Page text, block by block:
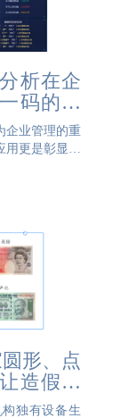
析在企
码的魅
企业管理的重
更是彰显了
每件产品赋
形、点
造假销
独有设备生